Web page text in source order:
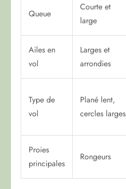
Queue
Courte et
large
Ailes en
vol
Larges et
arrondies
Type de
vol
Plané lent,
cercles larges
Proies
principales
Rongeurs